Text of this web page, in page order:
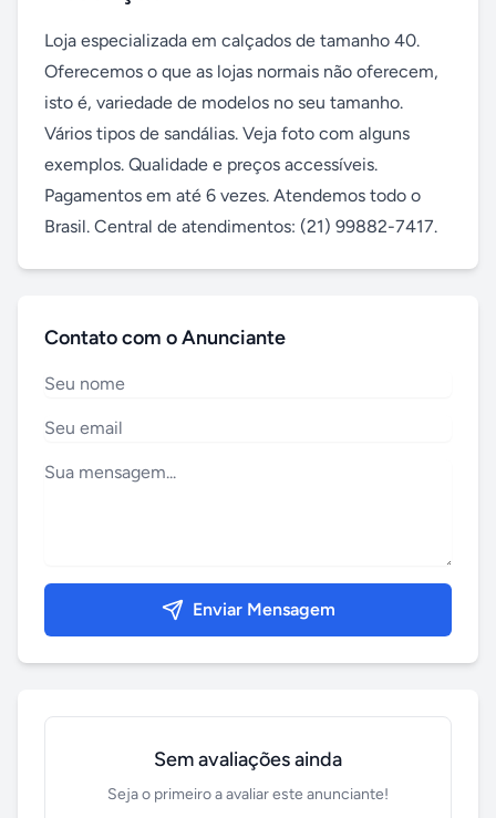
Loja especializada em calçados de tamanho 40.
Oferecemos o que as lojas normais não oferecem,
isto é, variedade de modelos no seu tamanho.
Vários tipos de sandálias. Veja foto com alguns
exemplos. Qualidade e preços accessíveis.
Pagamentos em até 6 vezes. Atendemos todo o
Brasil. Central de atendimentos: (21) 99882-7417.
Contato com o Anunciante
Enviar Mensagem
Sem avaliações ainda
Seja o primeiro a avaliar este anunciante!